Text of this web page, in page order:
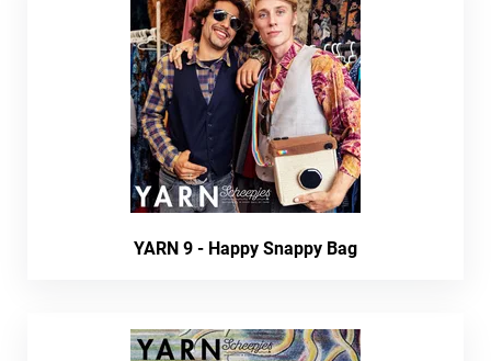
YARN 9 - Happy Snappy Bag